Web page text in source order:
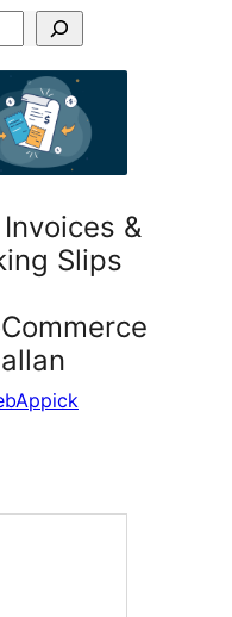
Invoices &
Slips